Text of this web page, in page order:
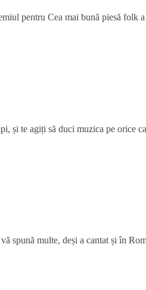
pentru Cea mai bună piesă folk
și te agiți să duci muzica pe orice
spună multe, deși a cantat și în